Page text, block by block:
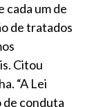
cada um de
de tratados
Citou
“A Lei
de conduta